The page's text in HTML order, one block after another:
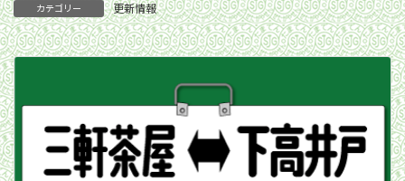
カテゴリー 更新情報